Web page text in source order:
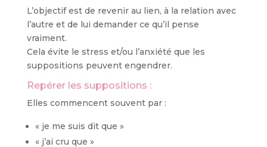
L’objectif est de revenir au lien, à la relation avec
l’autre et de lui demander ce qu’il pense
vraiment.
Cela évite le stress et/ou l’anxiété que les
suppositions peuvent engendrer.
Repérer les suppositions :
Elles commencent souvent par :
« je me suis dit que »
« j’ai cru que »